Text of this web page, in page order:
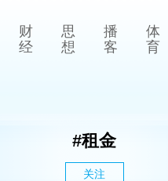
财
经
思
想
播
客
体
育
#租金
关注